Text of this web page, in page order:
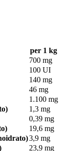
per 1 kg
700 mg
100 UI
140 mg
46 mg
1.100 mg
1,3 mg
0,39 mg
19,6 mg
3,9 mg
23,9 mg